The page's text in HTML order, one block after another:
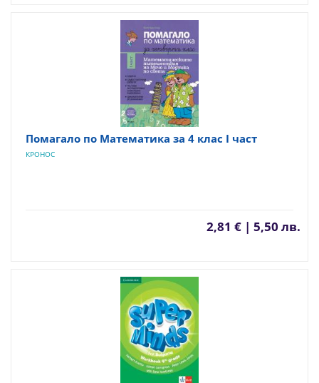
Помагало по Математика за 4 клас I част
КРОНОС
2,81 € | 5,50 лв.